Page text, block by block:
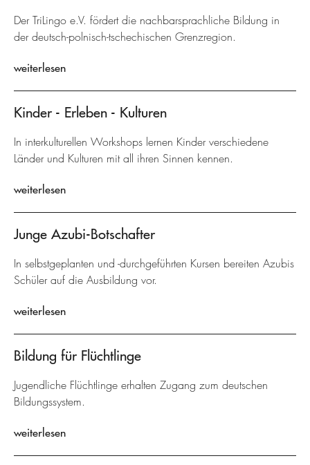
Der TriLingo e.V. fördert die nachbarsprachliche Bildung in
der deutsch-polnisch-tschechischen Grenzregion.
weiterlesen
Kinder - Erleben - Kulturen
In interkulturellen Workshops lernen Kinder verschiedene
Länder und Kulturen mit all ihren Sinnen kennen.
weiterlesen
Junge Azubi-Botschafter
In selbstgeplanten und -durchgeführten Kursen bereiten Azubis
Schüler auf die Ausbildung vor.
weiterlesen
Bildung für Flüchtlinge
Jugendliche Flüchtlinge erhalten Zugang zum deutschen
Bildungssystem.
weiterlesen